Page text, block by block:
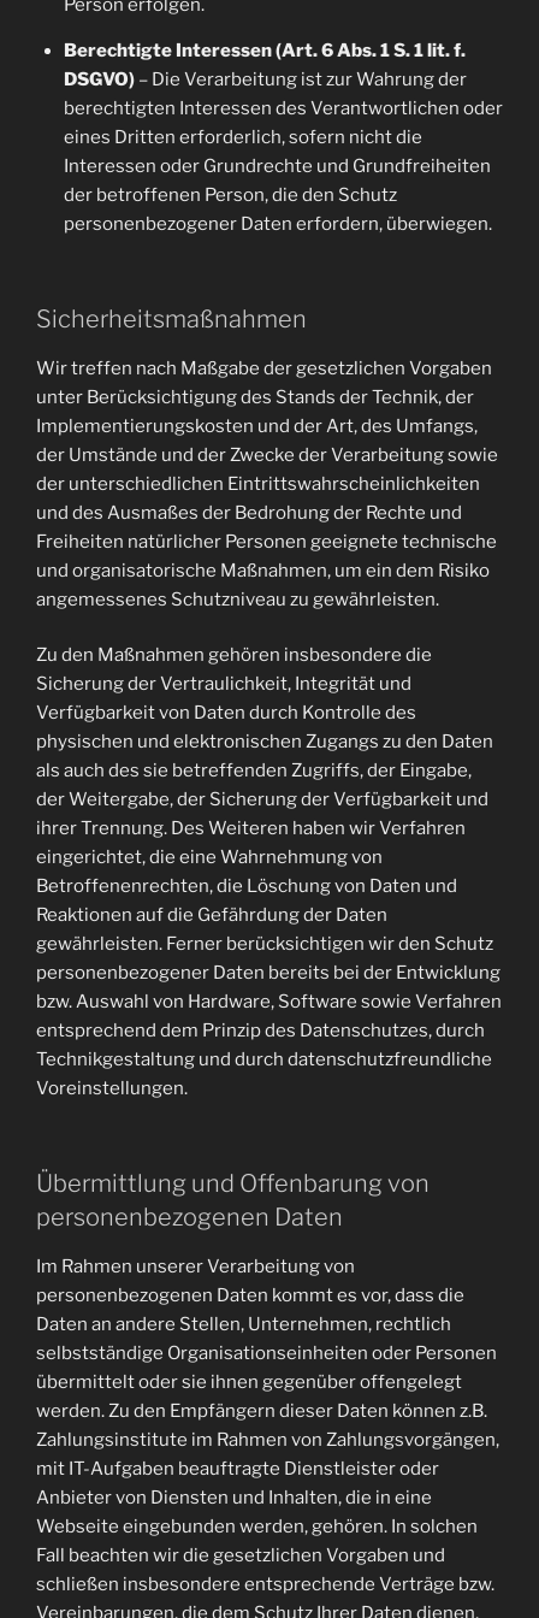
Person erfolgen.
Berechtigte Interessen (Art. 6 Abs. 1 S. 1 lit. f.
DSGVO)– Die Verarbeitung ist zur Wahrung der
berechtigten Interessen des Verantwortlichen oder
eines Dritten erforderlich, sofern nicht die
Interessen oder Grundrechte und Grundfreiheiten
der betroffenen Person, die den Schutz
personenbezogener Daten erfordern, überwiegen.
Sicherheitsmaßnahmen
Wir treffen nach Maßgabe der gesetzlichen Vorgaben
unter Berücksichtigung des Stands der Technik, der
Implementierungskosten und der Art, des Umfangs,
der Umstände und der Zwecke der Verarbeitung sowie
der unterschiedlichen Eintrittswahrscheinlichkeiten
und des Ausmaßes der Bedrohung der Rechte und
Freiheiten natürlicher Personen geeignete technische
und organisatorische Maßnahmen, um ein dem Risiko
angemessenes Schutzniveau zu gewährleisten.
Zu den Maßnahmen gehören insbesondere die
Sicherung der Vertraulichkeit, Integrität und
Verfügbarkeit von Daten durch Kontrolle des
physischen und elektronischen Zugangs zu den Daten
als auch des sie betreffenden Zugriffs, der Eingabe,
der Weitergabe, der Sicherung der Verfügbarkeit und
ihrer Trennung. Des Weiteren haben wir Verfahren
eingerichtet, die eine Wahrnehmung von
Betroffenenrechten, die Löschung von Daten und
Reaktionen auf die Gefährdung der Daten
gewährleisten. Ferner berücksichtigen wir den Schutz
personenbezogener Daten bereits bei der Entwicklung
bzw. Auswahl von Hardware, Software sowie Verfahren
entsprechend dem Prinzip des Datenschutzes, durch
Technikgestaltung und durch datenschutzfreundliche
Voreinstellungen.
Übermittlung und Offenbarung von
personenbezogenen Daten
Im Rahmen unserer Verarbeitung von
personenbezogenen Daten kommt es vor, dass die
Daten an andere Stellen, Unternehmen, rechtlich
selbstständige Organisationseinheiten oder Personen
übermittelt oder sie ihnen gegenüber offengelegt
werden. Zu den Empfängern dieser Daten können z.B.
Zahlungsinstitute im Rahmen von Zahlungsvorgängen,
mit IT-Aufgaben beauftragte Dienstleister oder
Anbieter von Diensten und Inhalten, die in eine
Webseite eingebunden werden, gehören. In solchen
Fall beachten wir die gesetzlichen Vorgaben und
schließen insbesondere entsprechende Verträge bzw.
Vereinbarungen, die dem Schutz Ihrer Daten dienen,